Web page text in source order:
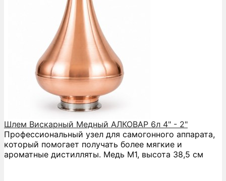
Шлем Вискарный Медный АЛКОВАР 6л 4" - 2"
Профессиональный узел для самогонного аппарата,
который помогает получать более мягкие и
ароматные дистилляты. Медь М1, высота 38,5 см